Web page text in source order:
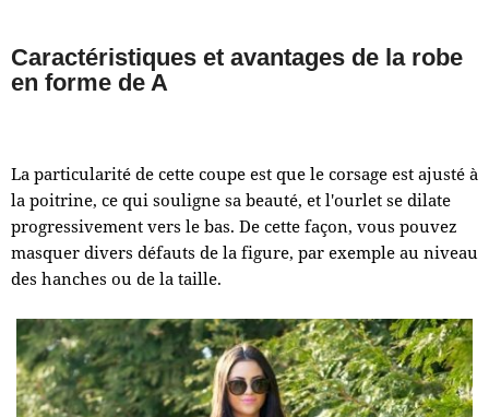
Caractéristiques et avantages de la robe
en forme de A
La particularité de cette coupe est que le corsage est ajusté à
la poitrine, ce qui souligne sa beauté, et l'ourlet se dilate
progressivement vers le bas. De cette façon, vous pouvez
masquer divers défauts de la figure, par exemple au niveau
des hanches ou de la taille.